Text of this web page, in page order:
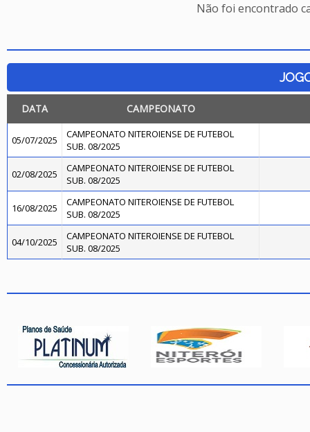
Não foi encontrado
DATA CAMPEONATO
05/07/2025
CAMPEONATO NITEROIENSE DE FUTEBOL
SUB. 08/2025
02/08/2025
CAMPEONATO NITEROIENSE DE FUTEBOL
SUB. 08/2025
16/08/2025
CAMPEONATO NITEROIENSE DE FUTEBOL
SUB. 08/2025
04/10/2025
CAMPEONATO NITEROIENSE DE FUTEBOL
SUB. 08/2025